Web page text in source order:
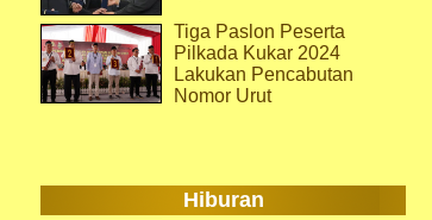
Tiga Paslon Peserta
Pilkada Kukar 2024
Lakukan Pencabutan
Nomor Urut
Hiburan